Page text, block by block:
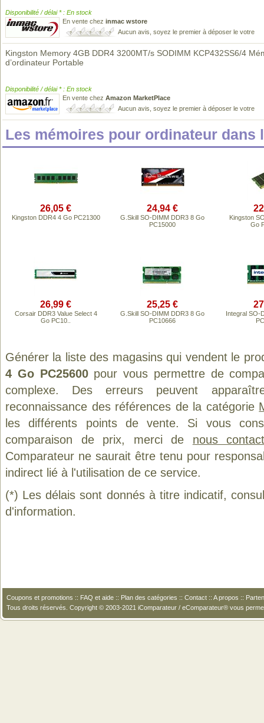
Disponibilité / délai * : En stock
En vente chez inmac wstore
Aucun avis, soyez le premier à déposer le votre
Kingston Memory 4GB DDR4 3200MT/s SODIMM KCP432SS6/4
d’ordinateur Portable
Disponibilité / délai * : En stock
En vente chez Amazon MarketPlace
Aucun avis, soyez le premier à déposer le votre
Les mémoires pour ordinateur dans
26,05 €
Kingston DDR4 4 Go PC21300
24,94 €
G.Skill SO-DIMM DDR3 8 Go
PC15000
Kingston
Go
26,99 €
Corsair DDR3 Value Select 4
Go PC10..
25,25 €
G.Skill SO-DIMM DDR3 8 Go
PC10666
Integral SO-
Générer la liste des magasins qui vendent le
4 Go PC25600pour vous permettre de
complexe. Des erreurs peuvent
reconnaissance des références de la catégorie
les différents points de vente. Si vous
comparaison de prix, merci de nous
Comparateur ne saurait être tenu pour
indirect lié à l'utilisation de ce service.
(*) Les délais sont donnés à titre indicatif,
d'information.
Coupons et promotions :: FAQ et aide :: Plan des catégories :: Contact :: A propos ::
Tous droits réservés. Copyright © 2003-2021 iComparateur / eComparateur® vous